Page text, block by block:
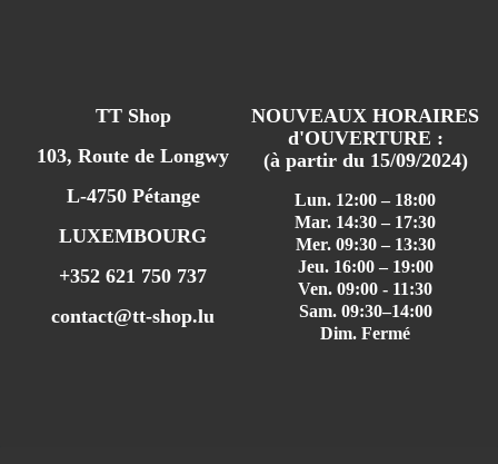
TT Shop
103, Route de Longwy
L-4750 Pétange
LUXEMBOURG
+352 621 750 737
contact@tt-shop.lu
NOUVEAUX HORAIRES
d'OUVERTURE :
(à partir du 15/09/2024)
Lun. 12:00 – 18:00
Mar. 14:30 – 17:30
Mer. 09:30 – 13:30
Jeu. 16:00 – 19:00
Ven. 09:00 - 11:30
Sam. 09:30–14:00
Dim. Fermé